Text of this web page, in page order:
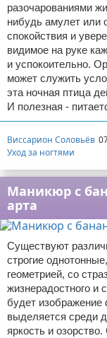
разочарованиями
нибудь амулет или
спокойствия и
видимое на руке
и успокоительно.
может служить
эта ночная птица
И полезная -
Виссарион Соловьёв
Уход за ногтями
Маникюр с
арта
Существуют
строгие
геометрией, со
жизнерадостного и
будет изображение
выделяется среди
яркость и